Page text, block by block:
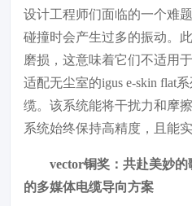
设计工程师们面临的一个难
碰撞时会产生过多的振动。
磨损，这意味着它们不适用
适配无尘室的igus e-skin flat
缆。该系统能将干扰力和摩
系统始终保持高精度，且能
vector铜奖：共赴美妙
的多媒体电缆导向方案